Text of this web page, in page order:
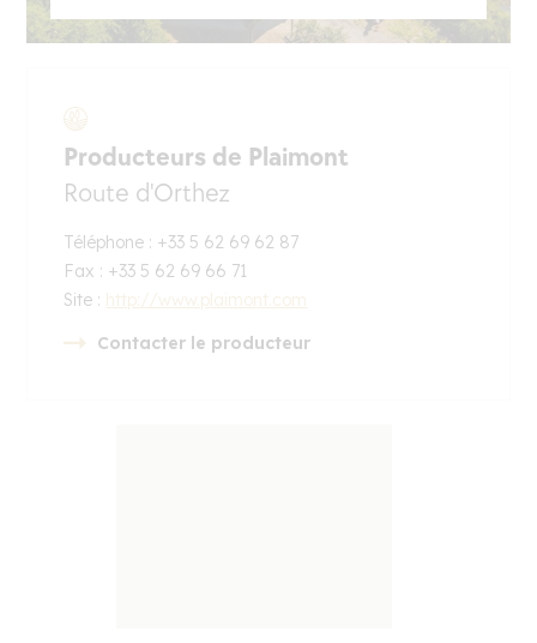
Producteurs de Plaimont
Route d'Orthez
Téléphone : +33 5 62 69 62 87
Fax : +33 5 62 69 66 71
Site : http://www.plaimont.com
Contacter le producteur